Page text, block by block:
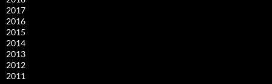
2017
2016
2015
2014
2013
2012
2011